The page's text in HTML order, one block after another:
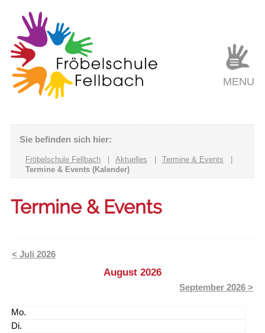
MENU
Sie befinden sich hier:
Fröbelschule Fellbach| Aktuelles Termine & Events
Termine & Events (Kalender)
Termine & Events
< Juli 2026
August 2026
September 2026 >